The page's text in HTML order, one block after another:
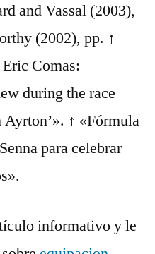
and Vassal (2003),
(2002), pp. ↑
Comas:
during the race
↑ «Fórmula
para celebrar
informativo y le